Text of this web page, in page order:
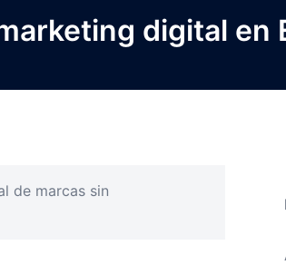
digital en
de marcas sin